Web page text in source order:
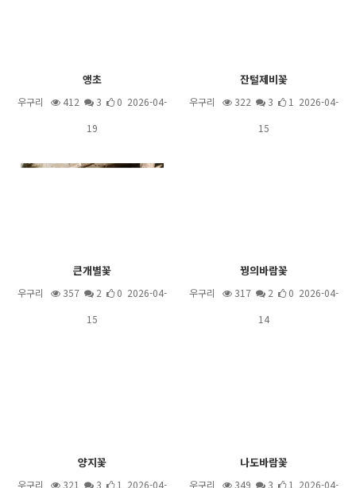
앵초
우구리 412 3
0 2026-04-
19
잔털제비꽃
우구리 322 3
1 2026-04-
15
큰개별꽃
우구리 357 2
0 2026-04-
15
꿩의바람꽃
우구리 317 2
0 2026-04-
14
양지꽃
우구리 321 3
1 2026-04-
나도바람꽃
우구리 349 3
1 2026-04-